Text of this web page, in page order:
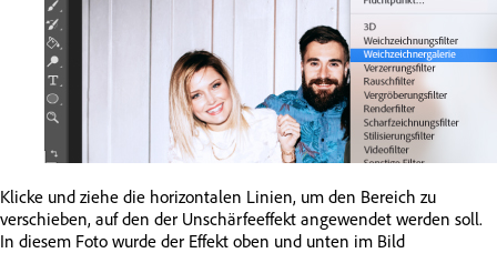
Klicke und ziehe die horizontalen Linien, um den Bereich zu
verschieben, auf den der Unschärfeeffekt angewendet werden soll.
In diesem Foto wurde der Effekt oben und unten im Bild